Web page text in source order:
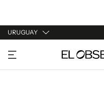
URUGUAY
URUGUAY
ARGENTINA